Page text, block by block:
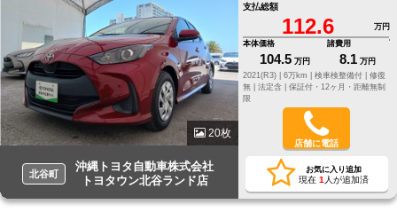
20枚
北谷町
沖縄トヨタ自動車株式会社
トヨタウン北谷ランド店
支払総額
112.6
万円
本体価格
104.5 万円
諸費用
8.1 万円
2021(R3) |
6万km | 検車検整備付 | 修復
無 | 法定含 | 保証付・12ヶ月・距離無制
限
店舗に電話
お気に入り追加
現在 1 人が追加済